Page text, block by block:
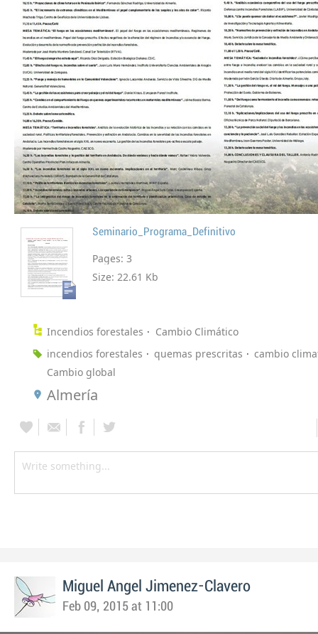
Seminario_Programa_Definitivo
Pages: 3
Size: 22.61 Kb
Incendios forestales
Cambio Climático
incendios forestales
quemas prescritas
cambio
Cambio global
Almería
Miguel Angel Jimenez-Clavero
Feb 09, 2015 at 11:00